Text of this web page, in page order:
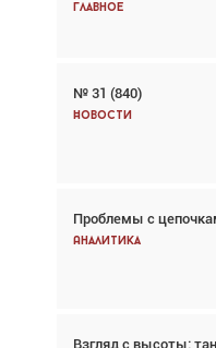
Главное
№ 31 (840)
Новости
Проблемы с
Аналитика
Взгляд с высоты:
Главное
Авиационный
говорит сама за
Впервые с 2024
снижается три
Частный самолёт –